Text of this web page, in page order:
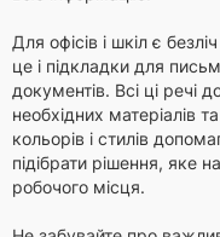
Для офісів і шкіл є
це і підкладки для
документів. Всі ці
необхідних матеріалів
кольорів і стилів
підібрати рішення, яке
робочого місця.